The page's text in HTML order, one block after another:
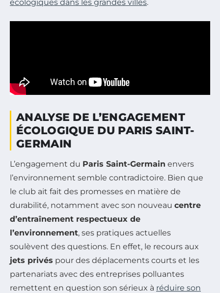
écologiques dans les grandes villes.
ANALYSE DE L’ENGAGEMENT
ÉCOLOGIQUE DU PARIS SAINT-
GERMAIN
L’engagement du Paris Saint-Germain envers
l’environnement semble contradictoire. Bien que
le club ait fait des promesses en matière de
durabilité, notamment avec son nouveau centre
d’entraînement respectueux de
l’environnement, ses pratiques actuelles
soulèvent des questions. En effet, le recours aux
jets privés pour des déplacements courts et les
partenariats avec des entreprises polluantes
remettent en question son sérieux à réduire son